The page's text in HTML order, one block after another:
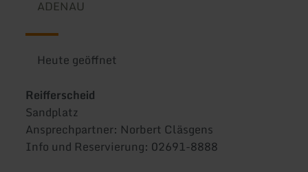
ADENAU
Heute geöffnet
Reifferscheid
Sandplatz
Ansprechpartner: Norbert Cläsgens
Info und Reservierung: 02691-8888